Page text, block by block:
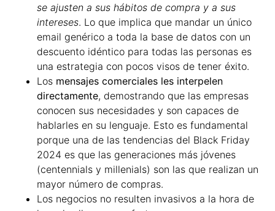
se ajusten a sus hábitos de compra y a sus
intereses. Lo que implica que mandar un único
email genérico a toda la base de datos con un
descuento idéntico para todas las personas es
una estrategia con pocos visos de tener éxito.
Los mensajes comerciales les interpelen
directamente, demostrando que las empresas
conocen sus necesidades y son capaces de
hablarles en su lenguaje. Esto es fundamental
porque una de las tendencias del Black Friday
2024 es que las generaciones más jóvenes
(centennials y millenials) son las que realizan un
mayor número de compras.
Los negocios no resulten invasivos a la hora de